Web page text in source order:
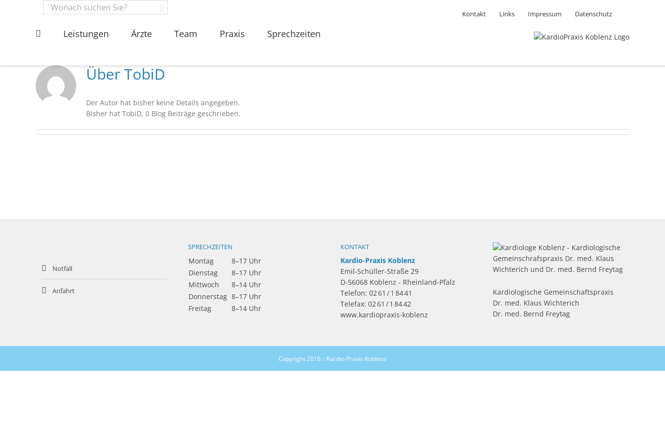
Kontakt Links Impressum Datenschutz
Leistungen Ärzte Team Praxis Sprechzeiten
ÜberTobiD
Der Autor hat bisher keine Details angegeben.
Bisher hat TobiD, 0 Blog Beiträge geschrieben.
Notfall
Anfahrt
SPRECHZEITEN
Montag
8–17 Uhr
Dienstag
8–17 Uhr
Mittwoch
8–14 Uhr
Donnerstag 8–17 Uhr
Freitag
8–14 Uhr
KONTAKT
Kardio-Praxis Koblenz
Emil-Schüller-Straße 29
D-56068 Koblenz - Rheinland-Pfalz
Telefon: 02 61 / 1 84 41
Telefax: 02 61 / 1 84 42
www.kardiopraxis-koblenz
Kardiologische Gemeinschaftspraxis
Dr. med. Klaus Wichterich
Dr. med. Bernd Freytag
Copyright 2016 :: Kardio-Praxis Koblenz